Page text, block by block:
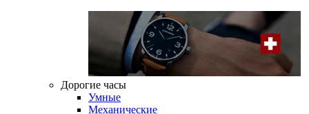
Дорогие часы
Умные
Механические